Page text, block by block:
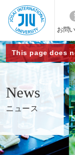
JIU
城西
国際
大学
お問
This page does
News
ニュース